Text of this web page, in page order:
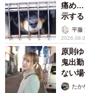
痛め…
示す
平藤
原則
鬼出
ない
ストたか